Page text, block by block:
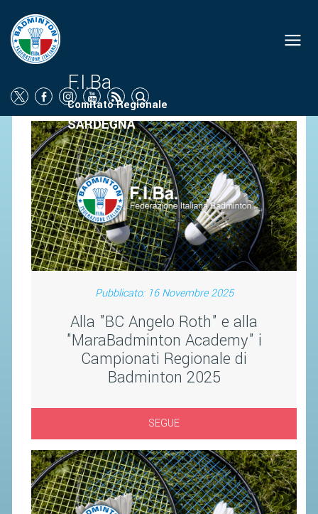
F.I.Ba
Comitato Regionale
SARDEGNA
Pubblicato: 16 Novembre 2025
Alla "BC Angelo Roth" e alla
"MaraBadminton Academy" i
Campionati Regionale di
Badminton 2025
SEGUE
SOCIETÀ
PROMOZIONE
SCUOLA
CAMPIONATI
TERRITORIO
COMUNICATI
ATTI UFFICIALI
SOCIETÀ
CAMPIONATI
CALENDARIO
FIBA NAZIONALE